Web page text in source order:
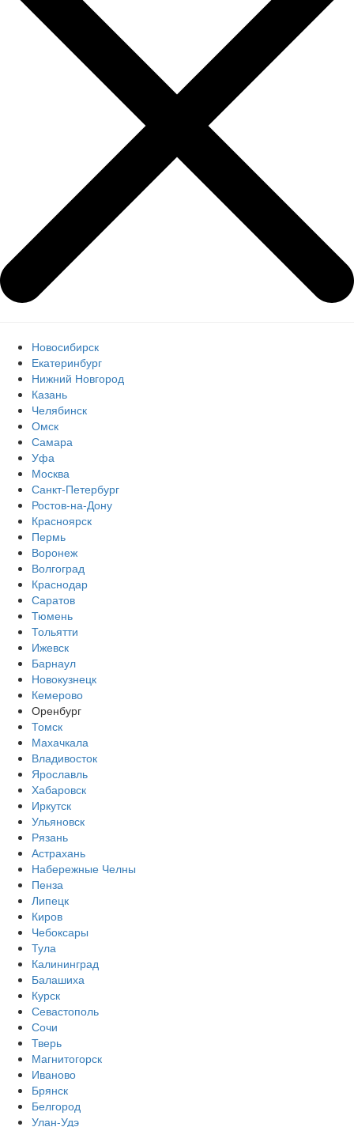
Новосибирск
Екатеринбург
Нижний Новгород
Казань
Челябинск
Омск
Самара
Уфа
Москва
Санкт-Петербург
Ростов-на-Дону
Красноярск
Пермь
Воронеж
Волгоград
Краснодар
Саратов
Тюмень
Тольятти
Ижевск
Барнаул
Новокузнецк
Кемерово
Оренбург
Томск
Махачкала
Владивосток
Ярославль
Хабаровск
Иркутск
Ульяновск
Рязань
Астрахань
Набережные Челны
Пенза
Липецк
Киров
Чебоксары
Тула
Калининград
Балашиха
Курск
Севастополь
Сочи
Тверь
Магнитогорск
Иваново
Брянск
Белгород
Улан-Удэ